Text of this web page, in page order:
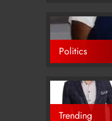
Politics
Trending